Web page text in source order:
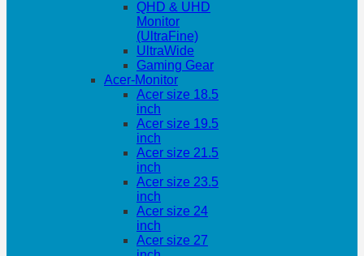
QHD & UHD
Monitor
(UltraFine)
UltraWide
Gaming Gear
Acer-Monitor
Acer size 18.5
inch
Acer size 19.5
inch
Acer size 21.5
inch
Acer size 23.5
inch
Acer size 24
inch
Acer size 27